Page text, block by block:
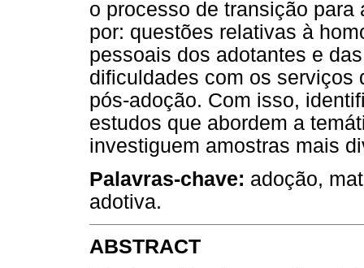
o processo de transição
por: questões relativas à
pessoais dos adotantes e
dificuldades com os serviços
pós-adoção. Com isso,
estudos que abordem a
investiguem amostras mais
Palavras-chave: adoção,
adotiva.
ABSTRACT